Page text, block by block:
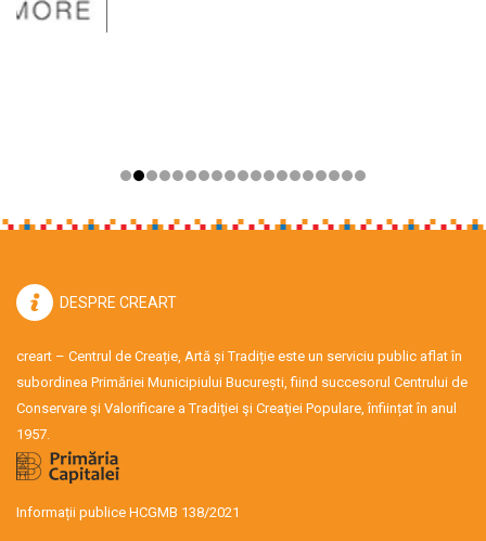
DESPRE CREART
creart – Centrul de Creație, Artă și Tradiție este un serviciu public aflat în
subordinea Primăriei Municipiului București, fiind succesorul Centrului de
Conservare şi Valorificare a Tradiţiei şi Creaţiei Populare, înființat în anul
1957.
Informații publice HCGMB 138/2021